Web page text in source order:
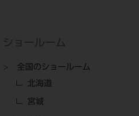
ショールーム
全国のショールーム
北海道
宮城